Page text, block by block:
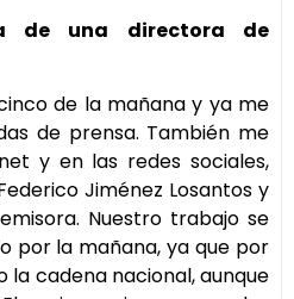
de una directora de
de la mañana y ya me
de prensa. También me
y en las redes sociales,
Jiménez Losantos y
Nuestro trabajo se
por la mañana, ya que por
la cadena nacional, aunque